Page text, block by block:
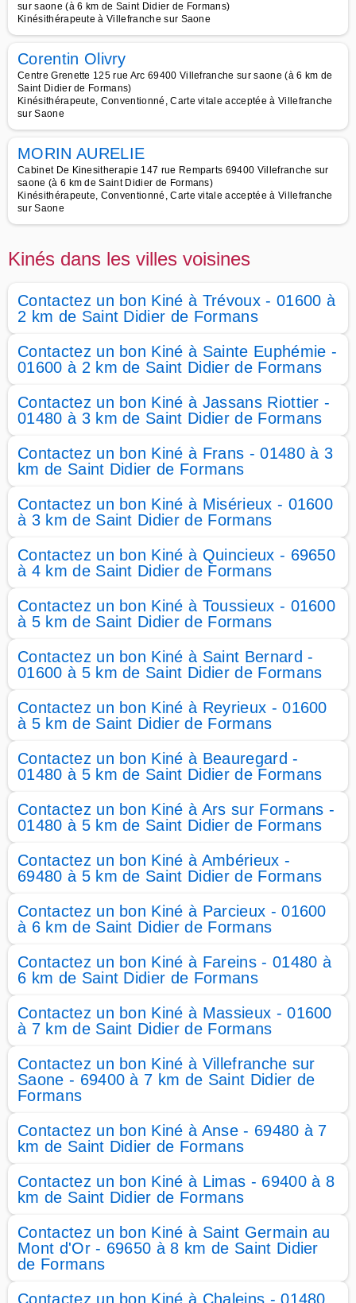
sur saone (à 6 km de Saint Didier de Formans)
Kinésithérapeute à Villefranche sur Saone
Corentin Olivry
Centre Grenette 125 rue Arc 69400 Villefranche sur saone (à 6 km de
Saint Didier de Formans)
Kinésithérapeute, Conventionné, Carte vitale acceptée à Villefranche
sur Saone
MORIN AURELIE
Cabinet De Kinesitherapie 147 rue Remparts 69400 Villefranche sur
saone (à 6 km de Saint Didier de Formans)
Kinésithérapeute, Conventionné, Carte vitale acceptée à Villefranche
sur Saone
Kinés dans les villes voisines
Contactez un bon Kiné à Trévoux - 01600 à
2 km de Saint Didier de Formans
Contactez un bon Kiné à Sainte Euphémie -
01600 à 2 km de Saint Didier de Formans
Contactez un bon Kiné à Jassans Riottier -
01480 à 3 km de Saint Didier de Formans
Contactez un bon Kiné à Frans - 01480 à 3
km de Saint Didier de Formans
Contactez un bon Kiné à Misérieux - 01600
à 3 km de Saint Didier de Formans
Contactez un bon Kiné à Quincieux - 69650
à 4 km de Saint Didier de Formans
Contactez un bon Kiné à Toussieux - 01600
à 5 km de Saint Didier de Formans
Contactez un bon Kiné à Saint Bernard -
01600 à 5 km de Saint Didier de Formans
Contactez un bon Kiné à Reyrieux - 01600
à 5 km de Saint Didier de Formans
Contactez un bon Kiné à Beauregard -
01480 à 5 km de Saint Didier de Formans
Contactez un bon Kiné à Ars sur Formans -
01480 à 5 km de Saint Didier de Formans
Contactez un bon Kiné à Ambérieux -
69480 à 5 km de Saint Didier de Formans
Contactez un bon Kiné à Parcieux - 01600
à 6 km de Saint Didier de Formans
Contactez un bon Kiné à Fareins - 01480 à
6 km de Saint Didier de Formans
Contactez un bon Kiné à Massieux - 01600
à 7 km de Saint Didier de Formans
Contactez un bon Kiné à Villefranche sur
Saone - 69400 à 7 km de Saint Didier de
Formans
Contactez un bon Kiné à Anse - 69480 à 7
km de Saint Didier de Formans
Contactez un bon Kiné à Limas - 69400 à 8
km de Saint Didier de Formans
Contactez un bon Kiné à Saint Germain au
Mont d'Or - 69650 à 8 km de Saint Didier
de Formans
Contactez un bon Kiné à Chaleins - 01480